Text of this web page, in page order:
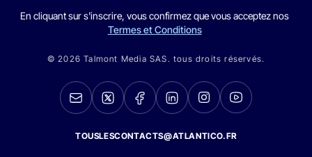
En cliquant sur s'inscrire, vous confirmez que vous acceptez nos
Termes et Conditions
© 2026 Talmont Media SAS. tous droits réservés.
TOUSLESCONTACTS@ATLANTICO.FR